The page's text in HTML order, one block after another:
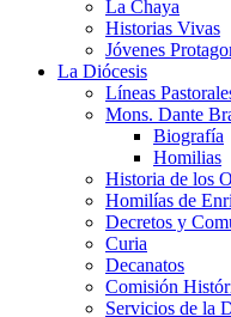
La Chaya
Historias Vivas
Jóvenes
La Diócesis
Líneas
Mons. Dante
Biografía
Homilias
Historia de los
Homilías de
Decretos y
Curia
Decanatos
Comisión
Servicios de la